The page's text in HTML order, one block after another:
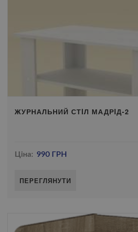
ЖУРНАЛЬНИЙ СТIЛ МАДРIД-2
Ціна: 990 ГРН
ПЕРЕГЛЯНУТИ